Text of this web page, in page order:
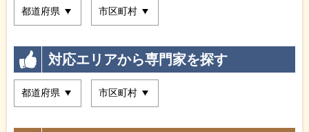
対応エリアから専門家を探す